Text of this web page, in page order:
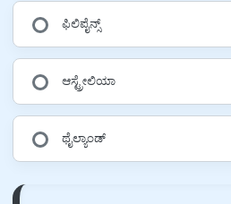
ಫಿಲಿಪೈನ್ಸ್
ಆಸ್ಟ್ರೇಲಿಯಾ
ಥೈಲ್ಯಾಂಡ್